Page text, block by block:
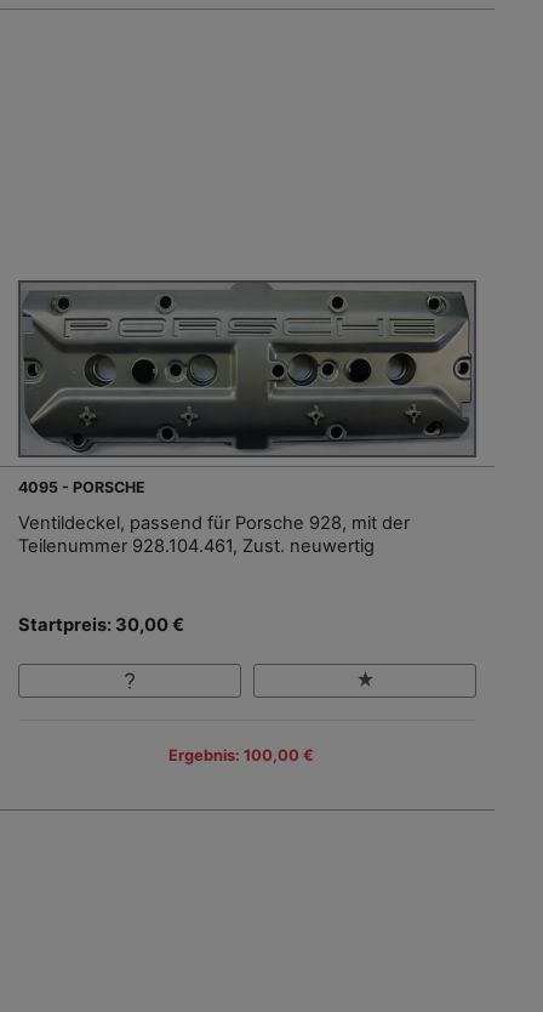
4095 - PORSCHE
Ventildeckel, passend für Porsche 928, mit der
Teilenummer 928.104.461, Zust. neuwertig
Startpreis: 30,00 €
Ergebnis: 100,00 €